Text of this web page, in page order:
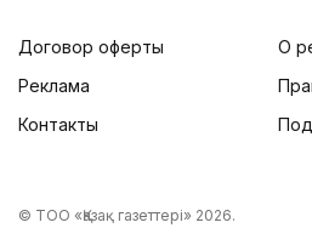
Договор оферты
Реклама
Контакты
О
© ТОО «Қазақ газеттері» 2026.